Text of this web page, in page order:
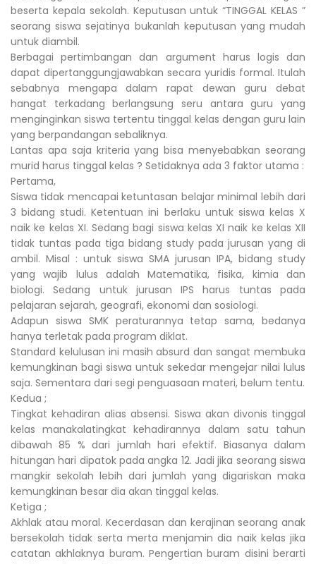
beserta kepala sekolah. Keputusan untuk “TINGGAL KELAS ”
seorang siswa sejatinya bukanlah keputusan yang mudah
untuk diambil.
Berbagai pertimbangan dan argument harus logis dan
dapat dipertanggungjawabkan secara yuridis formal. Itulah
sebabnya mengapa dalam rapat dewan guru debat
hangat terkadang berlangsung seru antara guru yang
menginginkan siswa tertentu tinggal kelas dengan guru lain
yang berpandangan sebaliknya.
Lantas apa saja kriteria yang bisa menyebabkan seorang
murid harus tinggal kelas ? Setidaknya ada 3 faktor utama :
Pertama,
Siswa tidak mencapai ketuntasan belajar minimal lebih dari
3 bidang studi. Ketentuan ini berlaku untuk siswa kelas X
naik ke kelas XI. Sedang bagi siswa kelas XI naik ke kelas XII
tidak tuntas pada tiga bidang study pada jurusan yang di
ambil. Misal : untuk siswa SMA jurusan IPA, bidang study
yang wajib lulus adalah Matematika, fisika, kimia dan
biologi. Sedang untuk jurusan IPS harus tuntas pada
pelajaran sejarah, geografi, ekonomi dan sosiologi.
Adapun siswa SMK peraturannya tetap sama, bedanya
hanya terletak pada program diklat.
Standard kelulusan ini masih absurd dan sangat membuka
kemungkinan bagi siswa untuk sekedar mengejar nilai lulus
saja. Sementara dari segi penguasaan materi, belum tentu.
Kedua ;
Tingkat kehadiran alias absensi. Siswa akan divonis tinggal
kelas manakalatingkat kehadirannya dalam satu tahun
dibawah 85 % dari jumlah hari efektif. Biasanya dalam
hitungan hari dipatok pada angka 12. Jadi jika seorang siswa
mangkir sekolah lebih dari jumlah yang digariskan maka
kemungkinan besar dia akan tinggal kelas.
Ketiga ;
Akhlak atau moral. Kecerdasan dan kerajinan seorang anak
bersekolah tidak serta merta menjamin dia naik kelas jika
catatan akhlaknya buram. Pengertian buram disini berarti